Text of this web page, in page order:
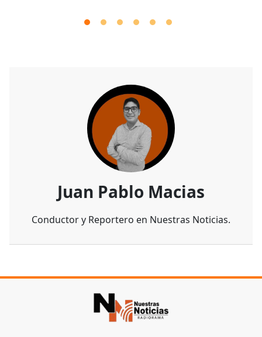
Juan Pablo Macias
Conductor y Reportero en Nuestras Noticias.